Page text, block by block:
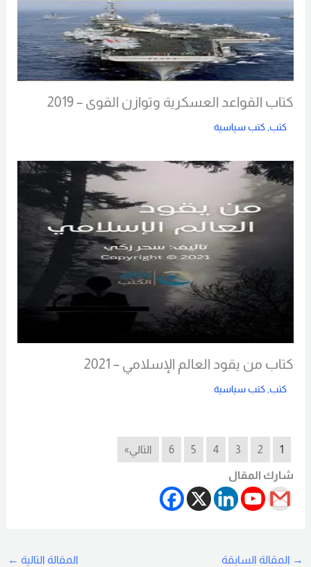
كتاب القواعد العسكرية وتوازن القوى – 2019
كتب,كتب سياسية
كتاب من يقود العالم الإسلامي – 2021
كتب, كتب سياسية
1
2
3
4
5
6 التالي»
شارك المقال
→المقالة السابقة المقالة التالية ←